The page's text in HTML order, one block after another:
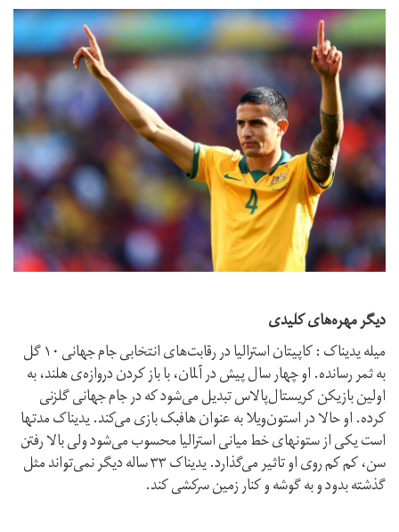
دیگر مهره‌های کلیدی
میله یدیناک : کاپیتان استرالیا در رقابت‌های انتخابی جام جهانی ۱۰ گل
به ثمر رسانده. او چهار سال پیش در آلمان، با باز کردن دروازه‌ی هلند، به
اولین بازیکن کریستال‌پالاس تبدیل می‌شود که در جام جهانی گلزنی
کرده. او حالا در استون‌ویلا به عنوان هافبک بازی می‌کند. یدیناک مدتها
است یکی از ستونهای خط میانی استرالیا محسوب می‌شود ولی بالا رفتن
سن، کم کم روی او تاثیر می‌گذارد. یدیناک ۳۳ ساله دیگر نمی‌تواند مثل
گذشته بدود و به گوشه و کنار زمین سرکشی کند.